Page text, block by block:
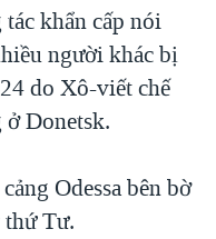
NAM
NAM
VIỆT NAM
TỪ NÔNG THÔN MỸ
khẩn cấp nói
người khác bị
do Xô-viết chế
Donetsk.
Odessa bên bờ
Tư.